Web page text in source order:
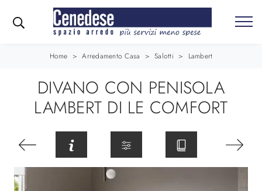
Home > Arredamento Casa > Salotti > Lambert
DIVANO CON PENISOLA
LAMBERT DI LE COMFORT